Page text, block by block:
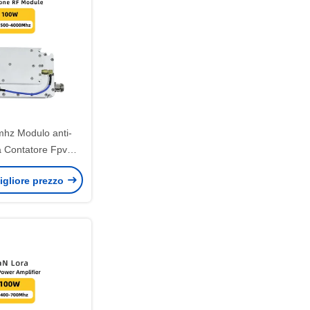
Modulo anti-
Contatore Fpv
100W
anti fpv 250-
prezzo